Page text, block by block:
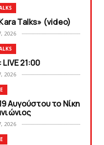
Talks» (video)
2026
21:00
2026
Αυγούστου το Νίκη
2026